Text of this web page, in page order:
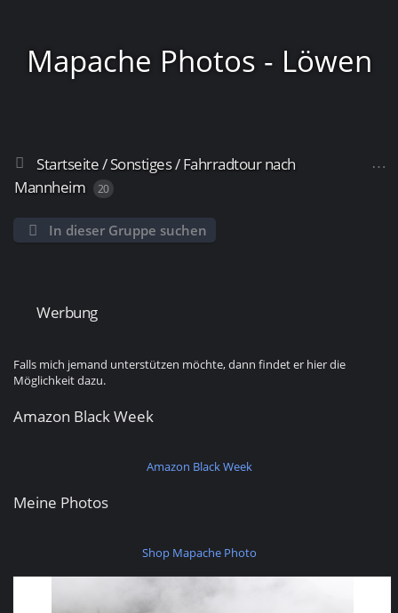
Mapache Photos - Löwen
Frankfurt
Startseite/Sonstiges/Fahrradtour nach
Mannheim
20
In dieser Gruppe suchen
Werbung
Falls mich jemand unterstützen möchte, dann findet er hier die
Möglichkeit dazu.
Amazon Black Week
Amazon Black Week
Meine Photos
Shop Mapache Photo